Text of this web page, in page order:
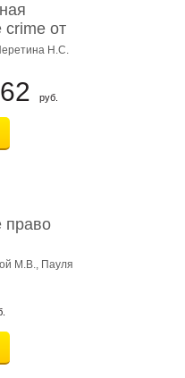
crime от
до � ...Н.С.
руб.
право
5-е изд�
М.В., Пауля